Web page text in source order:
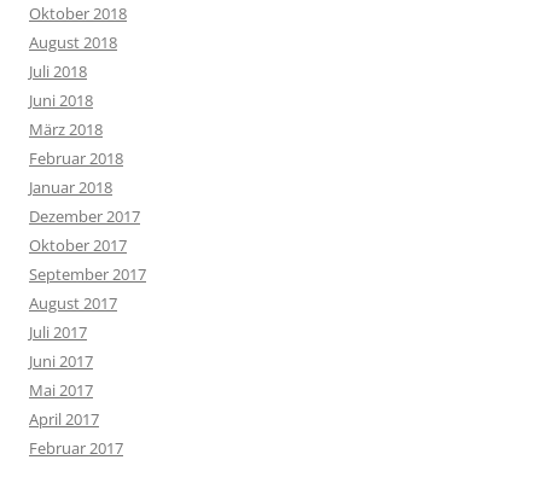
Oktober 2018
August 2018
Juli 2018
Juni 2018
März 2018
Februar 2018
Januar 2018
Dezember 2017
Oktober 2017
September 2017
August 2017
Juli 2017
Juni 2017
Mai 2017
April 2017
Februar 2017